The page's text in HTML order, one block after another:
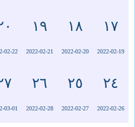
١٧
2022-02-19
١٨
2022-02-20
١٩
2022-02-21
02-22
٢٤
2022-02-26
٢٥
2022-02-27
٢٦
2022-02-28
03-01